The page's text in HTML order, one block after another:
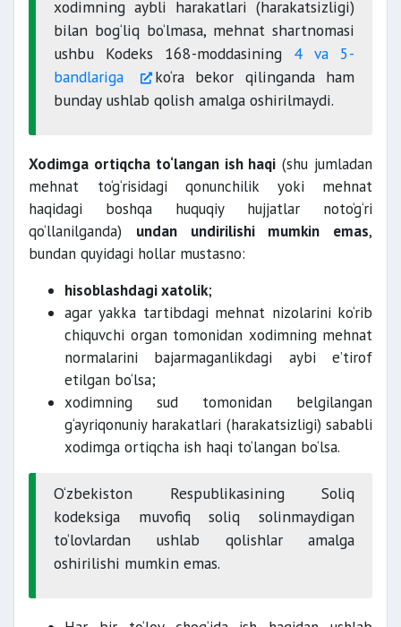
xodimning aybli harakatlari (harakatsizligi)
bilan bog‘liq bo‘lmasa, mehnat shartnomasi
ushbu Kodeks 168-moddasining 4 va 5-
bandlariga
ko‘ra bekor qilinganda ham
bunday ushlab qolish amalga oshirilmaydi.
Xodimga ortiqcha to‘langan ish haqi (shu jumladan
mehnat to‘g‘risidagi qonunchilik yoki mehnat
haqidagi boshqa huquqiy hujjatlar noto‘g‘ri
qo‘llanilganda) undan undirilishi mumkin emas,
bundan quyidagi hollar mustasno:
hisoblashdagi xatolik;
agar yakka tartibdagi mehnat nizolarini ko‘rib
chiquvchi organ tomonidan xodimning mehnat
normalarini bajarmaganlikdagi aybi e’tirof
etilgan bo‘lsa;
xodimning sud tomonidan belgilangan
g‘ayriqonuniy harakatlari (harakatsizligi) sababli
xodimga ortiqcha ish haqi to‘langan bo‘lsa.
O‘zbekiston Respublikasining Soliq
kodeksiga muvofiq soliq solinmaydigan
to‘lovlardan ushlab qolishlar amalga
oshirilishi mumkin emas.